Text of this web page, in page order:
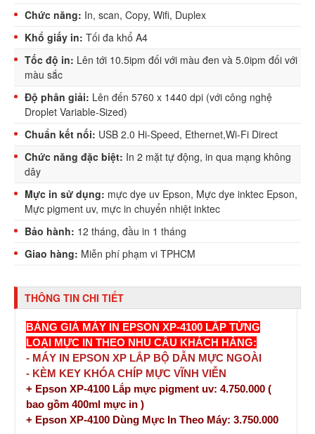
Chức năng: In, scan, Copy, Wifi, Duplex
Khổ giấy in: Tối đa khổ A4
Tốc độ in: Lên tới 10.5ipm đối với màu đen và 5.0ipm đối với
màu sắc
Độ phân giải: Lên đến 5760 x 1440 dpi (với công nghệ
Droplet Variable-Sized)
Chuẩn kết nối: USB 2.0 Hi-Speed, Ethernet,Wi-Fi Direct
Chức năng đặc biệt: In 2 mặt tự động, in qua mạng không
dây
Mực in sử dụng: mực dye uv Epson, Mực dye inktec Epson,
Mực pigment uv, mực in chuyển nhiệt inktec
Bảo hành: 12 tháng, đầu in 1 tháng
Giao hàng: Miễn phí phạm vi TPHCM
THÔNG TIN CHI TIẾT
BẢNG GIÁ MÁY IN EPSON XP-4100 LẮP TỪNG
LOẠI MỰC IN THEO NHU CẦU KHÁCH HÀNG:
- MÁY IN EPSON XP LẮP BỘ DẪN MỰC NGOÀI
- KÈM KEY KHÓA CHÍP MỰC VĨNH VIỄN
+ Epson XP-4100 Lắp mực pigment uv: 4.750.000 (
bao gồm 400ml mực in )
+ Epson XP-4100 Dùng Mực In Theo Máy: 3.750.000